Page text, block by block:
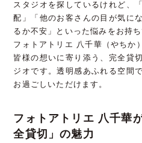
スタジオを探しているけれど、
配」「他のお客さんの目が気に
るか不安」といった悩みをお持
フォトアトリエ 八千華（やちか
皆様の想いに寄り添う、完全貸
ジオです。透明感あふれる空間
お過ごしいただけます。
フォトアトリエ 八千華
全貸切」の魅力